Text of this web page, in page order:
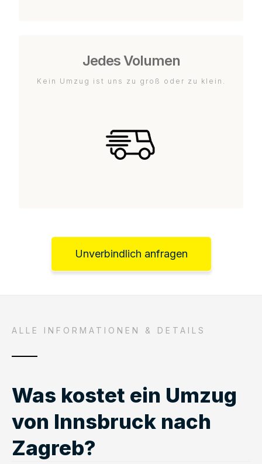
Jedes Volumen
Kein Umzug ist uns zu groß oder zu klein.
Unverbindlich anfragen
ALLE INFORMATIONEN & DETAILS
Was kostet ein Umzug
von Innsbruck nach
Zagreb?